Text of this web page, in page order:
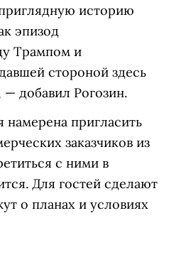
историю
эпизод
Трампом и
стороной здесь
добавил Рогозин.
намерена пригласить
заказчиков из
с ними в
Для гостей сделают
о планах и условиях